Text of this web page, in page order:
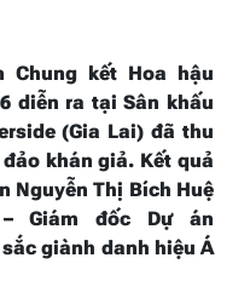
Chung kết Hoa hậu
diễn ra tại Sân khấu
(Gia Lai) đã thu
khán giả. Kết quả
Nguyễn Thị Bích Huệ
– Giám đốc Dự án
giành danh hiệu Á